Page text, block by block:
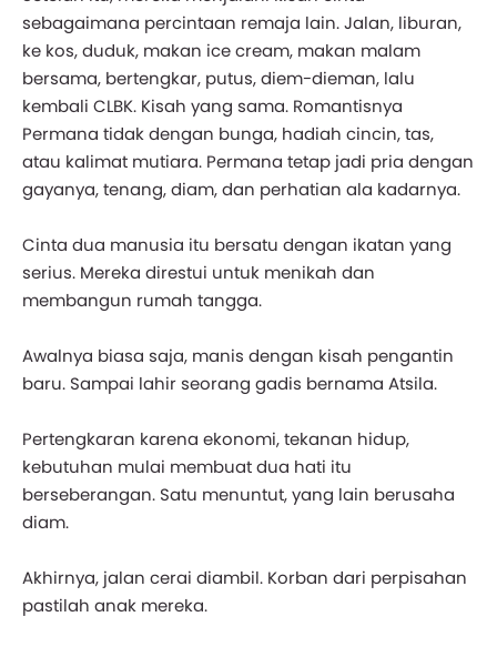
sebagaimana percintaan remaja lain. Jalan, liburan,
ke kos, duduk, makan ice cream, makan malam
bersama, bertengkar, putus, diem-dieman, lalu
kembali CLBK. Kisah yang sama. Romantisnya
Permana tidak dengan bunga, hadiah cincin, tas,
atau kalimat mutiara. Permana tetap jadi pria dengan
gayanya, tenang, diam, dan perhatian ala kadarnya.
Cinta dua manusia itu bersatu dengan ikatan yang
serius. Mereka direstui untuk menikah dan
membangun rumah tangga.
Awalnya biasa saja, manis dengan kisah pengantin
baru. Sampai lahir seorang gadis bernama Atsila.
Pertengkaran karena ekonomi, tekanan hidup,
kebutuhan mulai membuat dua hati itu
berseberangan. Satu menuntut, yang lain berusaha
diam.
Akhirnya, jalan cerai diambil. Korban dari perpisahan
pastilah anak mereka.